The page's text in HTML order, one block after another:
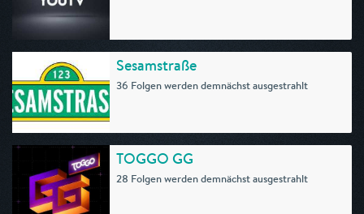
Sesamstraße
36 Folgen werden demnächst ausgestrahlt
TOGGO GG
28 Folgen werden demnächst ausgestrahlt